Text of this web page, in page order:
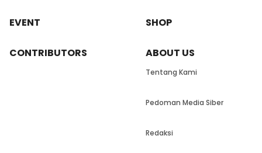
EVENT SHOP
CONTRIBUTORS ABOUT US
Tentang Kami
Pedoman Media Siber
Redaksi